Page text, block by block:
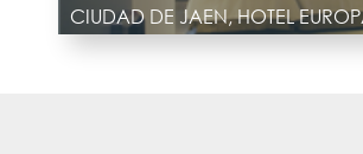
CIUDAD DE JAEN, HOTEL